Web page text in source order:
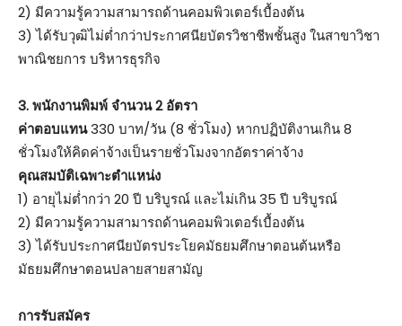
2) มีความรู้ความสามารถด้านคอมพิวเตอร์เบื้องต้น
3) ได้รับวุฒิไม่ต่ำกว่าประกาศนียบัตรวิชาชีพชั้นสูง ในสาขาวิชา
พาณิชยการ บริหารธุรกิจ
3. พนักงานพิมพ์ จำนวน 2 อัตรา
ค่าตอบแทน330 บาท/วัน (8 ชั่วโมง) หากปฏิบัติงานเกิน 8
ชั่วโมงให้คิดค่าจ้างเป็นรายชั่วโมงจากอัตราค่าจ้าง
คุณสมบัติเฉพาะตำแหน่ง
1) อายุไม่ต่ำกว่า 20 ปี บริบูรณ์ และไม่เกิน 35 ปี บริบูรณ์
2) มีความรู้ความสามารถด้านคอมพิวเตอร์เบื้องต้น
3) ได้รับประกาศนียบัตรประโยคมัธยมศึกษาตอนต้นหรือ
มัธยมศึกษาตอนปลายสายสามัญ
การรับสมัคร